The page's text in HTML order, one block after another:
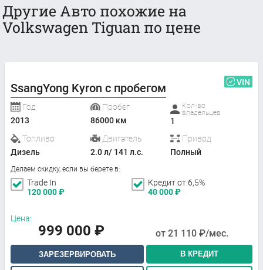
Другие Авто похожие на
Volkswagen Tiguan по цене
SsangYong Kyron с пробегом VIN
Год
2013
Пробег
86000 км
Кол-во
владельцев
1
Топливо
Дизель
Двигатель
2.0 л/ 141 л.с.
Привод
Полный
Делаем скидку, если вы берете в:
Trade In
120 000₽
Кредит от 6,5%
40 000₽
Цена:
999 000 ₽ от 21 110 ₽/мес.
ЗАРЕЗЕРВИРОВАТЬ В КРЕДИТ